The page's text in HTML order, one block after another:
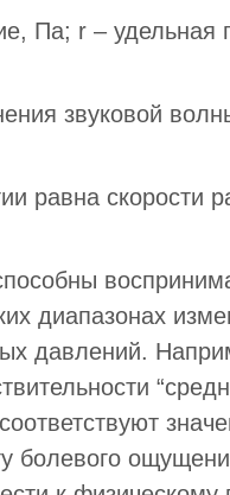
Па; r – удельная
звуковой
равна скорости
диапазонах
давлений.
болевого